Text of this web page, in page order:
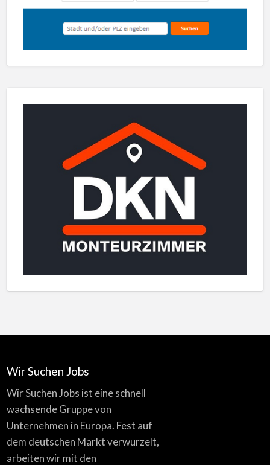
Wir Suchen Jobs
Wir Suchen Jobs ist eine schnell
wachsende Gruppe von
Unternehmen in Europa. Fest auf
dem deutschen Markt verwurzelt,
arbeiten wir mit den